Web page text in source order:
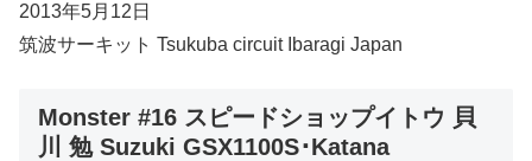
2013年5月12日
筑波サーキット Tsukuba circuit Ibaragi Japan
Monster #16 スピードショップイトウ 貝
川 勉 Suzuki GSX1100S･Katana